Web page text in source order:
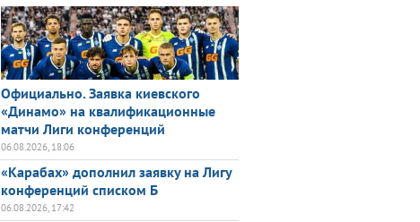
Официально. Заявка киевского
«Динамо» на квалификационные
матчи Лиги конференций
06.08.2026, 18:06
«Карабах» дополнил заявку на Лигу
конференций списком Б
06.08.2026, 17:42